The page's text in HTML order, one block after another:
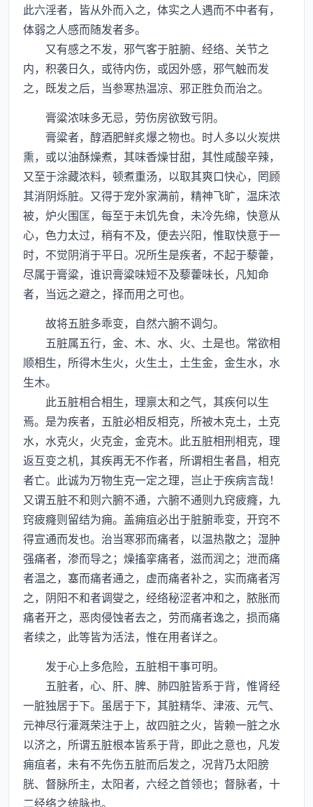
此六淫者，皆从外而入之，体实之人遇而不中者有，
体弱之人感而随发者多。
又有感之不发，邪气客于脏腑、经络、关节之
内，积袭日久，或待内伤，或因外感，邪气触而发
之，既发之后，当参寒热温凉、邪正胜负而治之。
膏粱浓味多无忌，劳伤房欲致亏阴。
膏粱者，醇酒肥鲜炙爆之物也。时人多以火炭烘
熏，或以油酥燥煮，其味香燥甘甜，其性咸酸辛辣，
又至于涂藏浓料，顿煮重汤，以取其爽口快心，罔顾
其消阴烁脏。又得于宠外家满前，精神飞旷，温床浓
被，炉火围匡，每至于未饥先食，未冷先绵，快意从
心，色力太过，稍有不及，便去兴阳，惟取快意于一
时，不觉阴消于平日。况所生是疾者，不起于藜藿，
尽属于膏粱，谁识膏粱味短不及藜藿味长，凡知命
者，当远之避之，择而用之可也。
故将五脏多乖变，自然六腑不调匀。
五脏属五行，金、木、水、火、土是也。常欲相
顺相生，所得木生火，火生土，土生金，金生水，水
生木。
此五脏相合相生，理禀太和之气，其疾何以生
焉。是为疾者，五脏必相反相克，所被木克土，土克
水，水克火，火克金，金克木。此五脏相刑相克，理
返互变之机，其疾再无不作者，所谓相生者昌，相克
者亡。此诚为万物生克一定之理，岂止于疾病言哉！
又谓五脏不和则六腑不通，六腑不通则九窍疲癃，九
窍疲癃则留结为痈。盖痈疽必出于脏腑乖变，开窍不
得宣通而发也。治当寒邪而痛者，以温热散之；湿肿
强痛者，渗而导之；燥搐挛痛者，滋而润之；泄而痛
者温之，塞而痛者通之，虚而痛者补之，实而痛者泻
之，阴阳不和者调燮之，经络秘涩者冲和之，脓胀而
痛者开之，恶肉侵蚀者去之，劳而痛者逸之，损而痛
者续之，此等皆为活法，惟在用者详之。
发于心上多危险，五脏相干事可明。
五脏者，心、肝、脾、肺四脏皆系于背，惟肾经
一脏独居于下。虽居于下，其脏精华、津液、元气、
元神尽行灌溉荣注于上，故四脏之火，皆赖一脏之水
以济之，所谓五脏根本皆系于背，即此之意也，凡发
痈疽者，未有不先伤五脏而后发之，况背乃太阳膀
胱、督脉所主，太阳者，六经之首领也；督脉者，十
二经络之统脉也。